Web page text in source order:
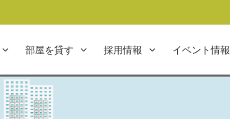
部屋を貸す 採用情報 イベント情報